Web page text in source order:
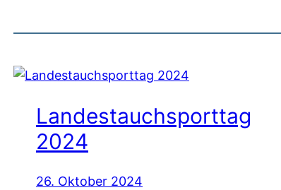
Landestauchsporttag
2024
26. Oktober 2024